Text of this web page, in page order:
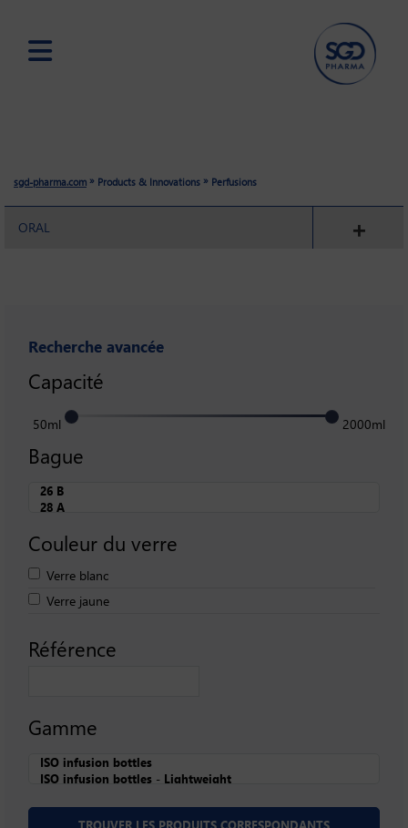
sgd-pharma.com » Products & Innovations » Perfusions
ORAL
Recherche avancée
50ml
Capacité
2000ml
Bague
Couleur du verre
Verre blanc
Verre jaune
Référence
Gamme